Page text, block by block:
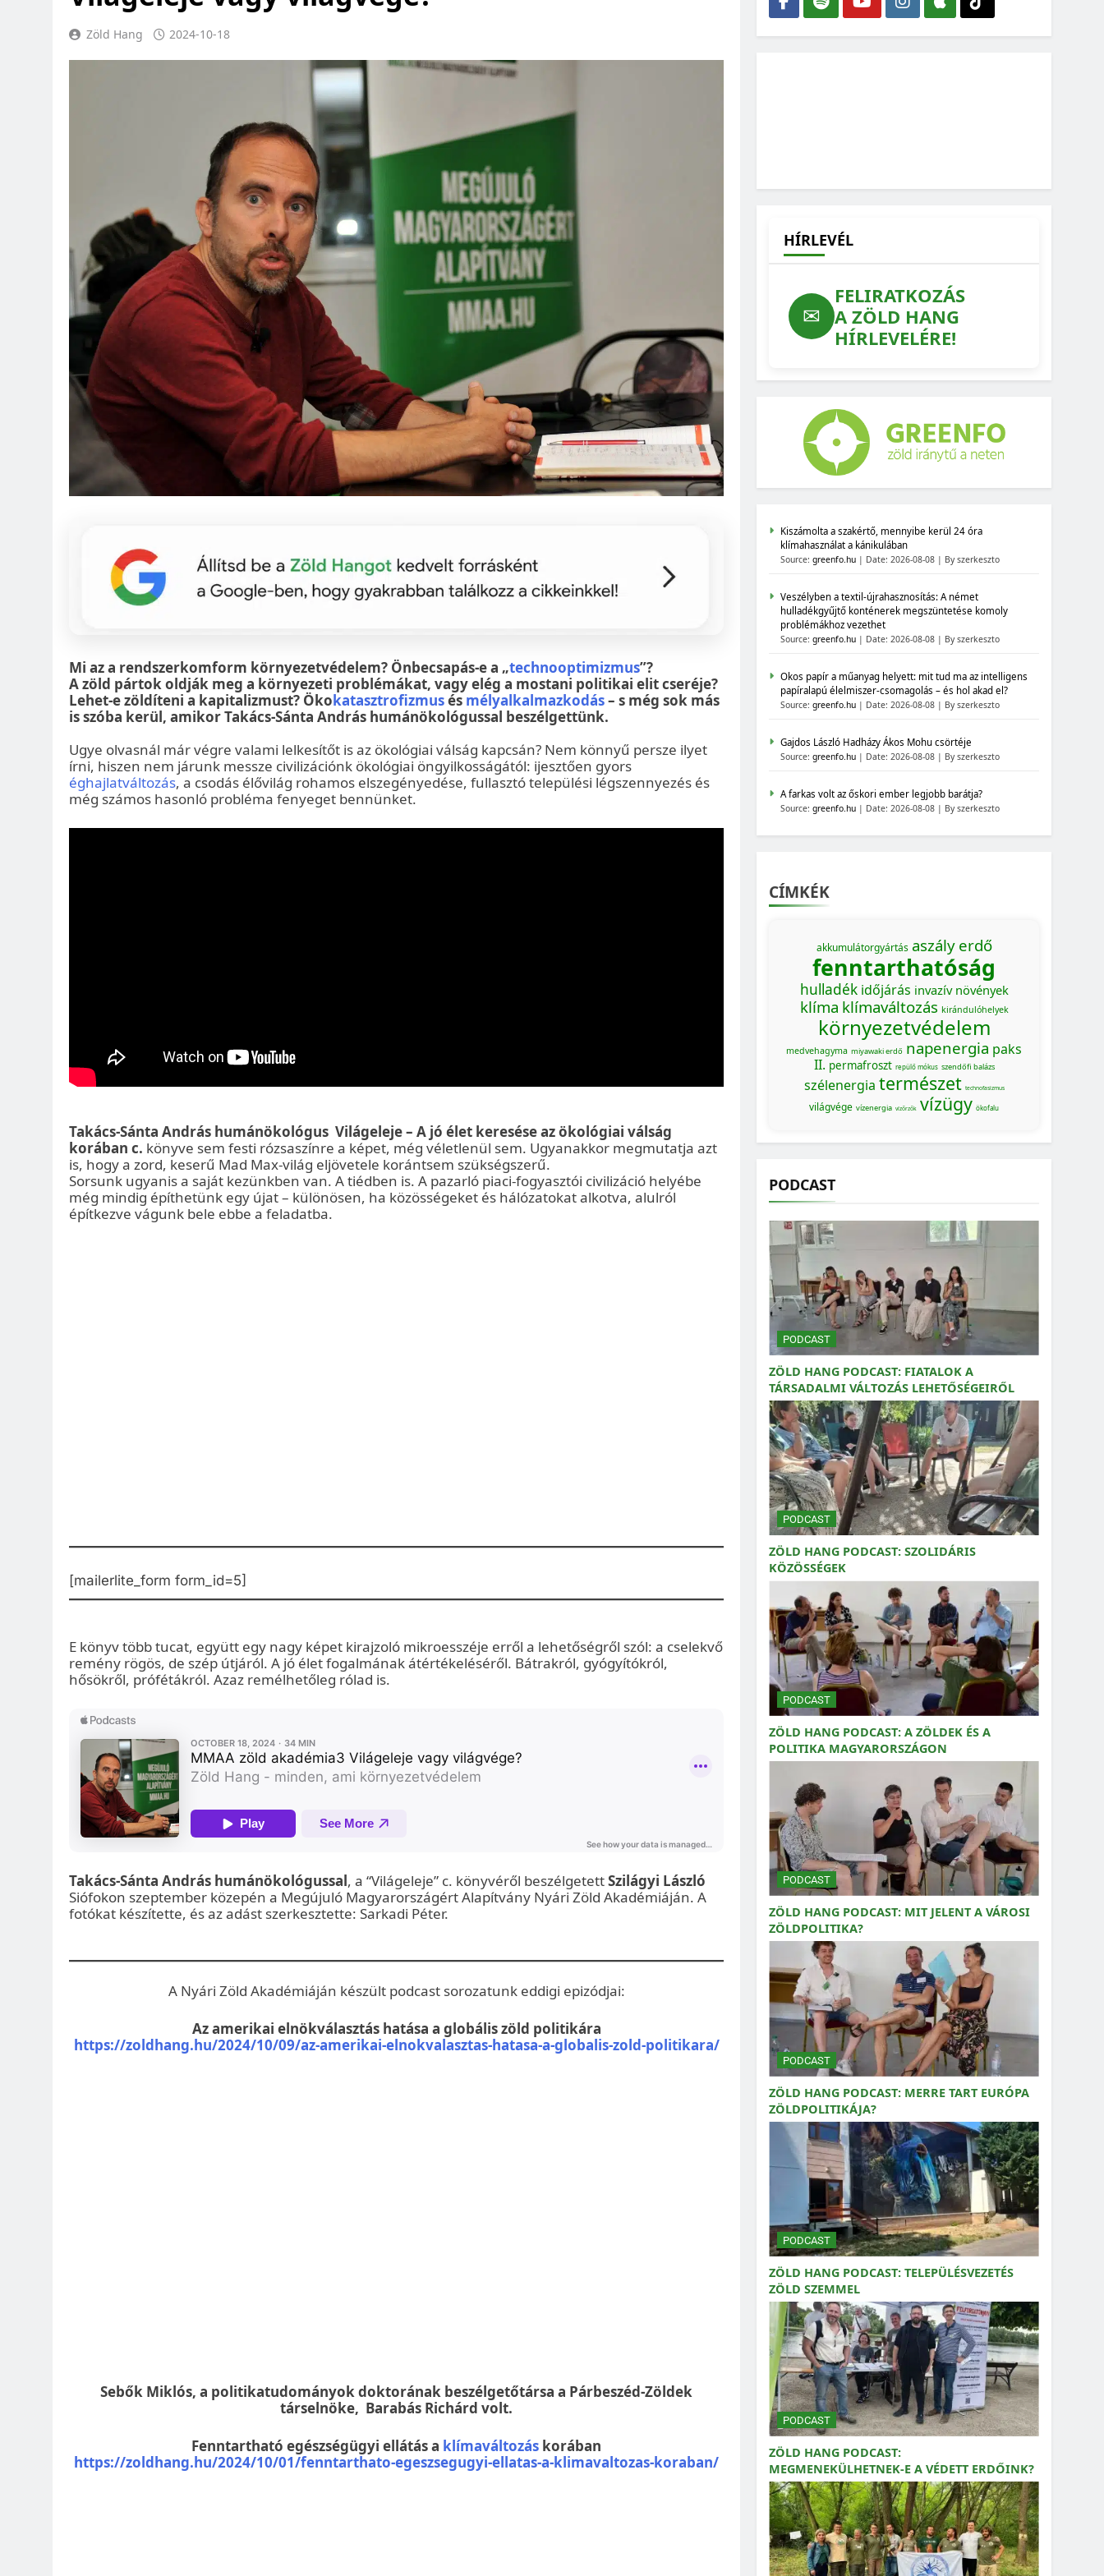
Zöld Hang 2024-10-18
Mi az a rendszerkomform környezetvédelem? Önbecsapás-e a „technooptimizmus”?
A zöld pártok oldják meg a környezeti problémákat, vagy elég a mostani politikai elit cseréje?
Lehet-e zöldíteni a kapitalizmust? Ökokatasztrofizmusés mélyalkalmazkodás– s még sok más
is szóba kerül, amikor Takács-Sánta András humánökológussal beszélgettünk.
Ugye olvasnál már végre valami lelkesítőt is az ökológiai válság kapcsán? Nem könnyű persze ilyet
írni, hiszen nem járunk messze civilizációnk ökológiai öngyilkosságától: ijesztően gyors
éghajlatváltozás, a csodás élővilág rohamos elszegényedése, fullasztó települési légszennyezés és
még számos hasonló probléma fenyeget bennünket.
Takács-Sánta András humánökológus Világeleje – A jó élet keresése az ökológiai válság
korában c. könyve sem festi rózsaszínre a képet, még véletlenül sem. Ugyanakkor megmutatja azt
is, hogy a zord, keserű Mad Max-világ eljövetele korántsem szükségszerű.
Sorsunk ugyanis a saját kezünkben van. A tiédben is. A pazarló piaci-fogyasztói civilizáció helyébe
még mindig építhetünk egy újat – különösen, ha közösségeket és hálózatokat alkotva, alulról
építkezve vágunk bele ebbe a feladatba.
[mailerlite_form form_id=5]
E könyv több tucat, együtt egy nagy képet kirajzoló mikroesszéje erről a lehetőségről szól: a cselekvő
remény rögös, de szép útjáról. A jó élet fogalmának átértékeléséről. Bátrakról, gyógyítókról,
hősökről, prófétákról. Azaz remélhetőleg rólad is.
Takács-Sánta András humánökológussal, a “Világeleje” c. könyvéről beszélgetettSzilágyi László
Siófokon szeptember közepén a Megújuló Magyarországért Alapítvány Nyári Zöld Akadémiáján. A
fotókat készítette, és az adást szerkesztette: Sarkadi Péter.
A Nyári Zöld Akadémiáján készült podcast sorozatunk eddigi epizódjai:
Az amerikai elnökválasztás hatása a globális zöld politikára
https://zoldhang.hu/2024/10/09/az-amerikai-elnokvalasztas-hatasa-a-globalis-zold-politikara/
Sebők Miklós, a politikatudományok doktorának beszélgetőtársa a Párbeszéd-Zöldek
társelnöke, Barabás Richárd volt.
Fenntartható egészségügyi ellátás a klímaváltozás korában
https://zoldhang.hu/2024/10/01/fenntarthato-egeszsegugyi-ellatas-a-klimavaltozas-koraban/
HÍRLEVÉL
✉
FELIRATKOZÁS
A ZÖLD HANG
HÍRLEVELÉRE!
Kiszámolta a szakértő, mennyibe kerül 24 óra
klímahasználat a kánikulában
Source:greenfo.hu Date: 2026-08-08 By szerkeszto
Veszélyben a textil-újrahasznosítás: A német
hulladékgyűjtő konténerek megszüntetése komoly
problémákhoz vezethet
Source:greenfo.hu Date: 2026-08-08 By szerkeszto
Okos papír a műanyag helyett: mit tud ma az intelligens
papíralapú élelmiszer-csomagolás – és hol akad el?
Source:greenfo.hu Date: 2026-08-08 By szerkeszto
Gajdos László Hadházy Ákos Mohu csörtéje
Source:greenfo.hu Date: 2026-08-08 By szerkeszto
A farkas volt az őskori ember legjobb barátja?
Source:greenfo.hu Date: 2026-08-08 By szerkeszto
CÍMKÉK
akkumulátorgyártás aszály erdő
fenntarthatóság
hulladék időjárás invazív növények
klíma klímaváltozás kirándulóhelyek
környezetvédelem
medvehagyma miyawaki erdő napenergia paks
II. permafroszt repülő mókus szendőfi balázs
szélenergia természet technofasizmus
világvége vízenergia vízőrzők vízügy ökofalu
PODCAST
PODCAST
ZÖLD HANG PODCAST: FIATALOK A
TÁRSADALMI VÁLTOZÁS LEHETŐSÉGEIRŐL
PODCAST
ZÖLD HANG PODCAST: SZOLIDÁRIS
KÖZÖSSÉGEK
PODCAST
ZÖLD HANG PODCAST: A ZÖLDEK ÉS A
POLITIKA MAGYARORSZÁGON
PODCAST
ZÖLD HANG PODCAST: MIT JELENT A VÁROSI
ZÖLDPOLITIKA?
PODCAST
ZÖLD HANG PODCAST: MERRE TART EURÓPA
ZÖLDPOLITIKÁJA?
PODCAST
ZÖLD HANG PODCAST: TELEPÜLÉSVEZETÉS
ZÖLD SZEMMEL
PODCAST
ZÖLD HANG PODCAST:
MEGMENEKÜLHETNEK-E A VÉDETT ERDŐINK?